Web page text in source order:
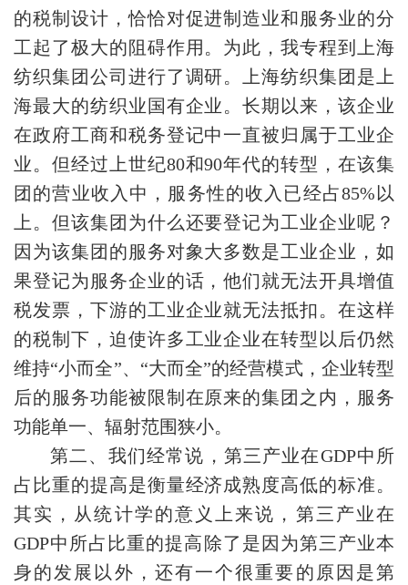
的税制设计，恰恰对促进制造业和服务业的分
工起了极大的阻碍作用。为此，我专程到上海
纺织集团公司进行了调研。上海纺织集团是上
海最大的纺织业国有企业。长期以来，该企业
在政府工商和税务登记中一直被归属于工业企
业。但经过上世纪80和90年代的转型，在该集
团的营业收入中，服务性的收入已经占85%以
上。但该集团为什么还要登记为工业企业呢？
因为该集团的服务对象大多数是工业企业，如
果登记为服务企业的话，他们就无法开具增值
税发票，下游的工业企业就无法抵扣。在这样
的税制下，迫使许多工业企业在转型以后仍然
维持“小而全”、“大而全”的经营模式，企业转型
后的服务功能被限制在原来的集团之内，服务
功能单一、辐射范围狭小。
第二、我们经常说，第三产业在GDP中所
占比重的提高是衡量经济成熟度高低的标准。
其实，从统计学的意义上来说，第三产业在
GDP中所占比重的提高除了是因为第三产业本
身的发展以外，还有一个很重要的原因是第